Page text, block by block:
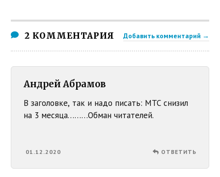
2 КОММЕНТАРИЯ Добавить комментарий →
Андрей Абрамов
В заголовке, так и надо писать: МТС снизил
на 3 месяца………Обман читателей.
01.12.2020 ОТВЕТИТЬ